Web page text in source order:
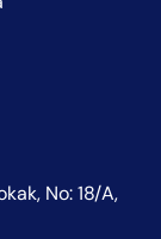
No: 18/A,